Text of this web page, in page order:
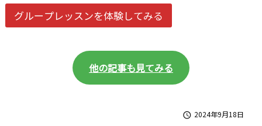
子
h
グループレッスンを体験してみる
他の記事も見てみる
 2024年9月18日